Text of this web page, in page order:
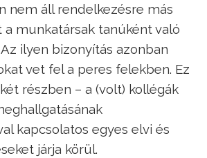
nem áll rendelkezésre más
munkatársak tanúként való
ilyen bizonyítás azonban
vet fel a peres felekben. Ez
részben – a (volt) kollégák
kapcsolatos egyes elvi és
járja körül.